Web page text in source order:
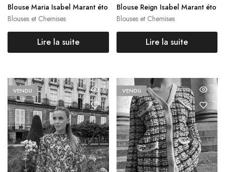
Blouses et Chemises
Blouse Maria Isabel Marant éto
ile
Lire la suite
Blouses et Chemises
Blouse Reign Isabel Marant éto
ile
Lire la suite
VENDU VENDU